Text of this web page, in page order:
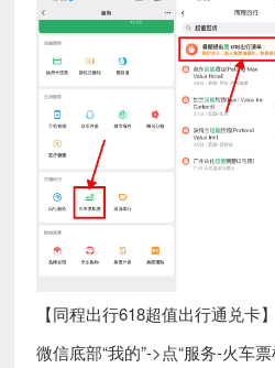
【同程出行618超值出行通兑卡】
微信底部“我的”->点“服务-火车